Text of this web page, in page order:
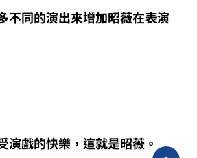
不同的演出來增加昭薇在表演
演戲的快樂，這就是昭薇。